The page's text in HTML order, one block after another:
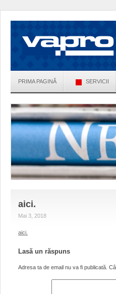
PRIMA PAGINĂ SERVICII
aici.
Mai 3, 2018
aici.
Lasă un răspuns
Adresa ta de email nu va fi publicată.